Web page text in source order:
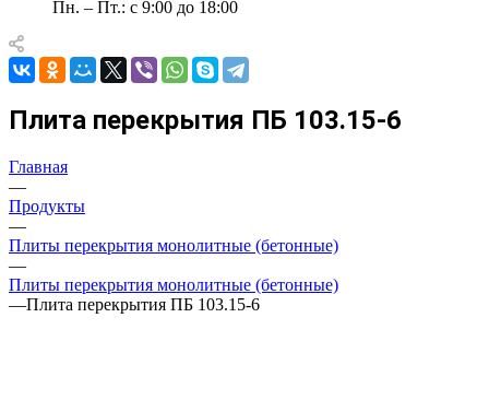
Пн. – Пт.: с 9:00 до 18:00
Плита перекрытия ПБ 103.15-6
Главная
—
Продукты
—
Плиты перекрытия монолитные (бетонные)
—
Плиты перекрытия монолитные (бетонные)
—Плита перекрытия ПБ 103.15-6